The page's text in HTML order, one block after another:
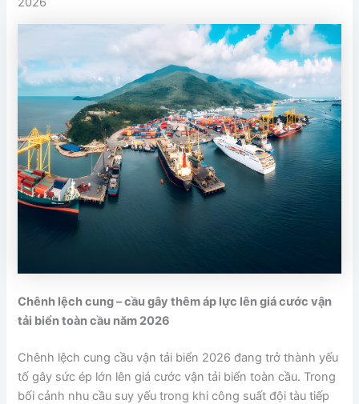
Chênh lệch cung – cầu gây thêm áp lực lên giá cước vận
tải biển toàn cầu năm 2026
Chênh lệch cung cầu vận tải biển 2026 đang trở thành yếu
tố gây sức ép lớn lên giá cước vận tải biển toàn cầu. Trong
bối cảnh nhu cầu suy yếu trong khi công suất đội tàu tiếp